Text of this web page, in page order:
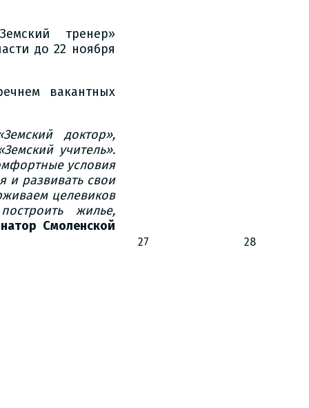
тренер»
до 22 ноября
вакантных
доктор»,
учитель».
условия
и развивать свои
целевиков
жилье,
Смоленской
27 28